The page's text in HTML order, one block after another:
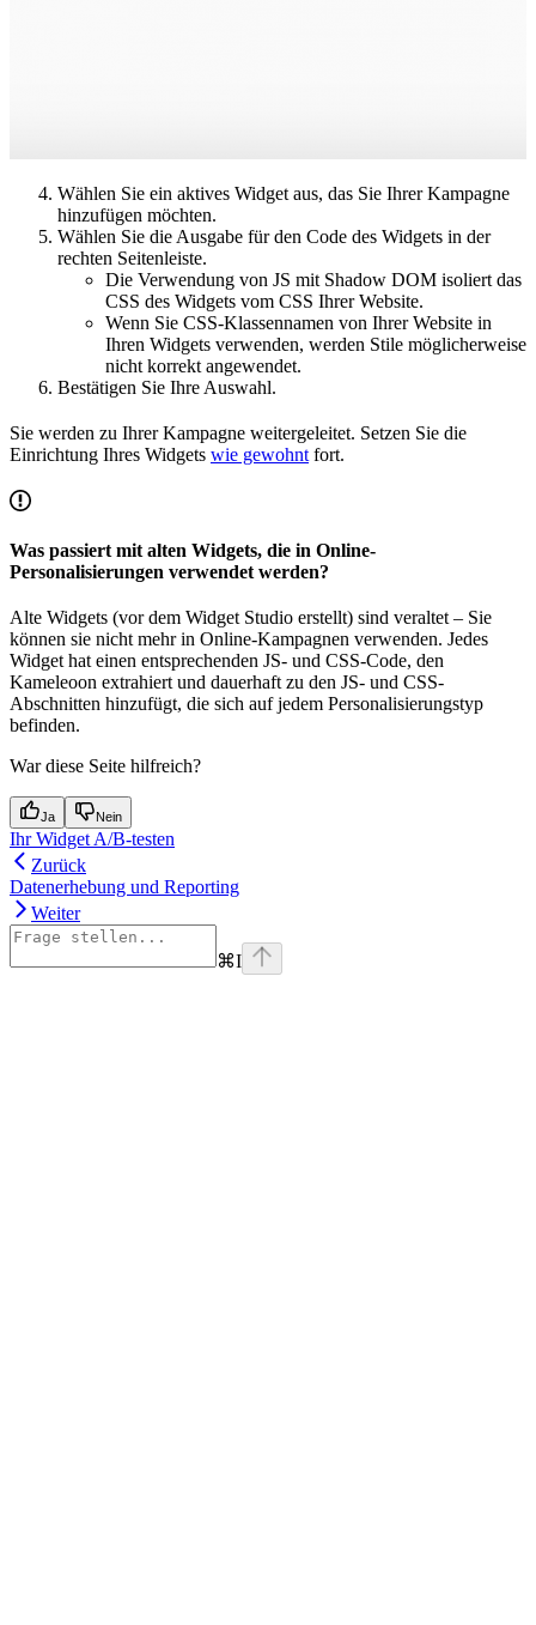
Wählen Sie ein aktives Widget aus, das Sie Ihrer Kampagne
hinzufügen möchten.
Wählen Sie die Ausgabe für den Code des Widgets in der
rechten Seitenleiste.
Die Verwendung von JS mit Shadow DOM isoliert das
CSS des Widgets vom CSS Ihrer Website.
Wenn Sie CSS-Klassennamen von Ihrer Website in
Ihren Widgets verwenden, werden Stile möglicherweise
nicht korrekt angewendet.
Bestätigen Sie Ihre Auswahl.
Sie werden zu Ihrer Kampagne weitergeleitet. Setzen Sie die
Einrichtung Ihres Widgets wie gewohnt fort.
Was passiert mit alten Widgets, die in Online-
Personalisierungen verwendet werden?
Alte Widgets (vor dem Widget Studio erstellt) sind veraltet – Sie
können sie nicht mehr in Online-Kampagnen verwenden. Jedes
Widget hat einen entsprechenden JS- und CSS-Code, den
Kameleoon extrahiert und dauerhaft zu den JS- und CSS-
Abschnitten hinzufügt, die sich auf jedem Personalisierungstyp
befinden.
War diese Seite hilfreich?
Ja Nein
Ihr Widget A/B-testen
Zurück
Datenerhebung und Reporting
Weiter
⌘I